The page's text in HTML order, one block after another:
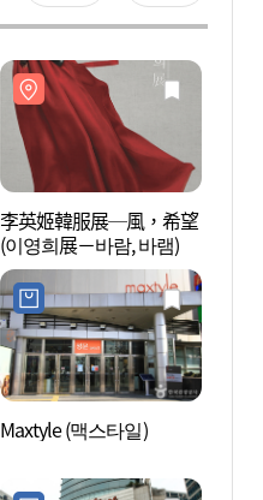
李英姬韓服展─風，希望
(이영희展－바람, 바램)
Maxtyle (맥스타일)